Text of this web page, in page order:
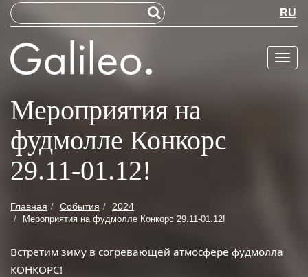
RU
Меню
Мероприятия на
фудмолле Конкорс
29.11-01.12!
Главная События 2024
Мероприятия на фудмолле Конкорс 29.11-01.12!
Встретим зиму в согревающей атмосфере фудмолла
КОНКОРС!